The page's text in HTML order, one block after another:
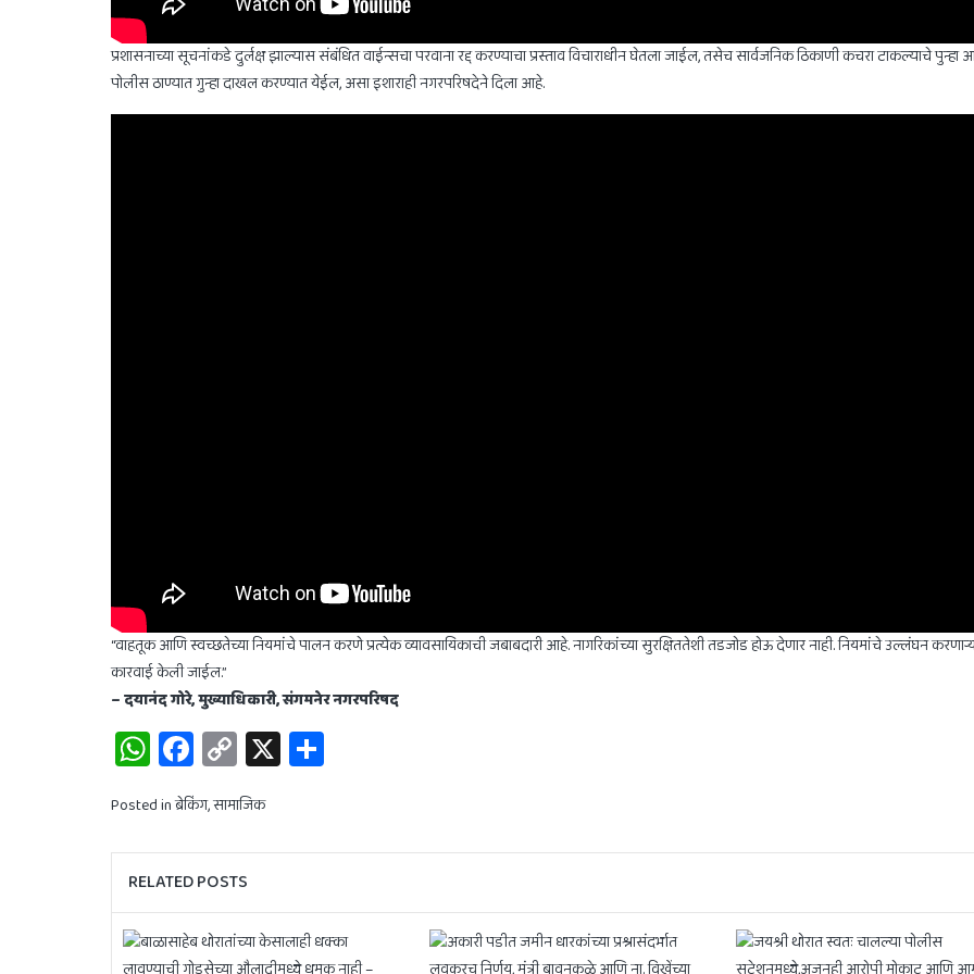
प्रशासनाच्या सूचनांकडे दुर्लक्ष झाल्यास संबंधित वाईन्सचा परवाना रद्द करण्याचा प्रस्ताव विचाराधीन घेतला जाईल, तसेच सार्वजनिक ठिकाणी कचरा टाकल्याचे
पोलीस ठाण्यात गुन्हा दाखल करण्यात येईल, असा इशाराही नगरपरिषदेने दिला आहे.
“वाहतूक आणि स्वच्छतेच्या नियमांचे पालन करणे प्रत्येक व्यावसायिकाची जबाबदारी आहे. नागरिकांच्या सुरक्षिततेशी तडजोड होऊ देणार नाही. नियमांचे उल्लंघन
कारवाई केली जाईल.”
– दयानंद गोरे, मुख्याधिकारी, संगमनेर नगरपरिषद
WhatsApp
Facebook
Copy
Link
X
Posted inब्रेकिंग,सामाजिक
RELATED POSTS